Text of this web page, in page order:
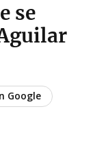
se
Google